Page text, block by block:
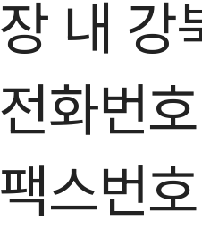
장 내 강
전화번
팩스번